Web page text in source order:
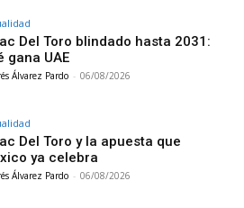
Del Toro blindado hasta 2031:
gana UAE
Álvarez Pardo - 06/08/2026
Del Toro y la apuesta que
ya celebra
Álvarez Pardo - 06/08/2026